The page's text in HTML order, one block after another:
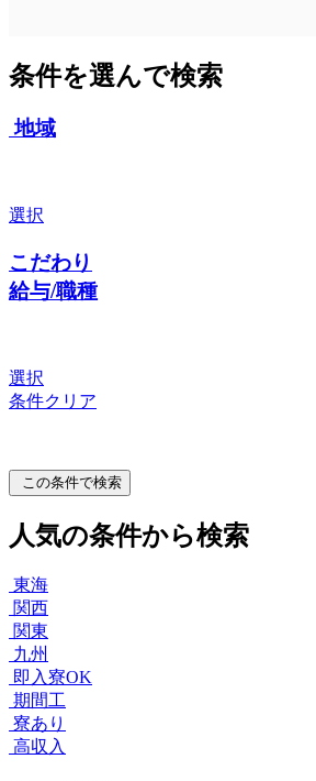
条件を選んで検索
地域
選択
こだわり
給与/職種
選択
条件クリア
この条件で検索
人気の条件から検索
東海
関西
関東
九州
即入寮OK
期間工
寮あり
高収入